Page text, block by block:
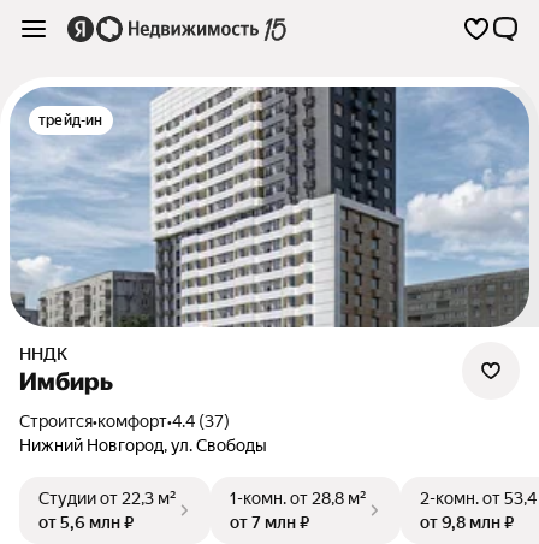
трейд-ин
ННДК
Имбирь
Строится•комфорт•4.4 (37)
Нижний Новгород,ул. Свободы
Студииот 22,3 м²
от 5,6 млн ₽
1-комн.от 28,8 м²
от 7 млн ₽
2-комн.от
от 9,8 млн ₽